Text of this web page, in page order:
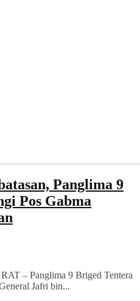
Panglima 9
Pos Gabma
– Panglima 9 Briged Tentera
Jafri bin...